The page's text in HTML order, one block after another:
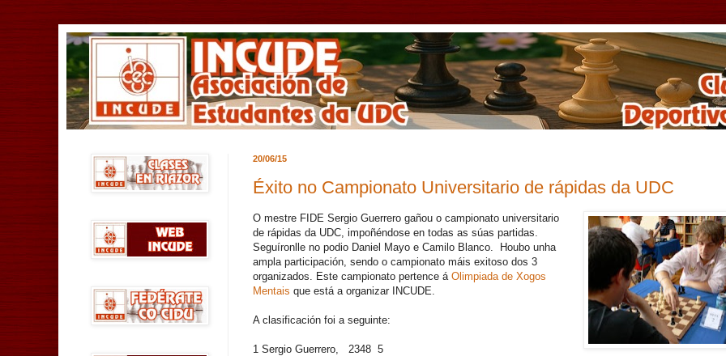
20/06/15
Éxito no Campionato Universitario de rápidas da UDC
O mestre FIDE Sergio Guerrero gañou o campionato universitario
de rápidas da UDC, impoñéndose en todas as súas partidas.
Seguíronlle no podio Daniel Mayo e Camilo Blanco. Houbo unha
ampla participación, sendo o campionato máis exitoso dos 3
organizados. Este campionato pertence á Olimpiada de Xogos
Mentais que está a organizar INCUDE.
A clasificación foi a seguinte:
1 Sergio Guerrero, 2348 5